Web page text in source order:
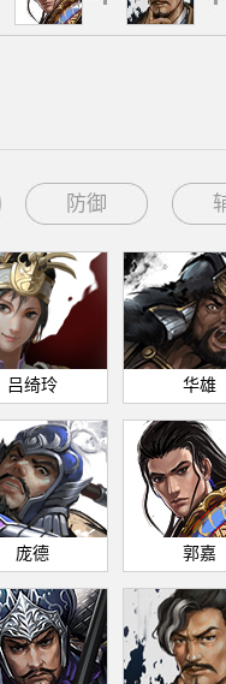
防御
吕绮玲 华雄
庞德 郭嘉